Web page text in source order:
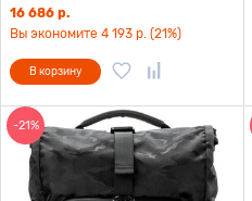
16 686 р.
Вы экономите 4 193 р. (21%)
В корзину
-21%